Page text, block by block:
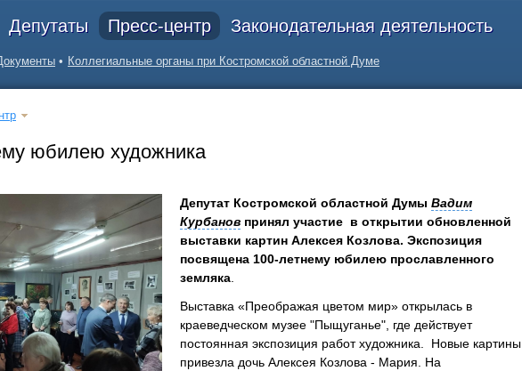
Депутаты Пресс-центр Законодательная деятельность
Коллегиальные органы при Костромской областной Думе
юбилею художника
Депутат Костромской областной Думы Вадим
Курбанов принял участие в открытии обновленной
выставки картин Алексея Козлова. Экспозиция
посвящена 100-летнему юбилею прославленного
земляка
Выставка «Преображая цветом мир» открылась в
краеведческом музее "Пыщуганье", где действует
постоянная экспозиция работ художника. Новые картины
привезла дочь Алексея Козлова - Мария. На